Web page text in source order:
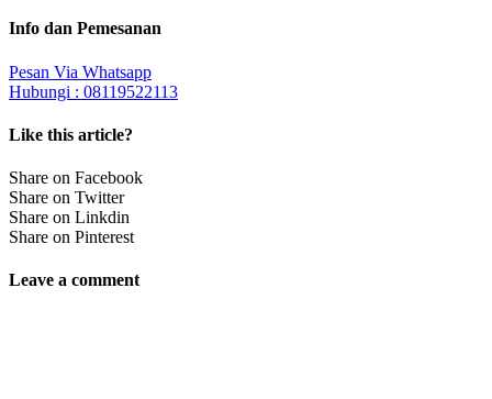
Info dan Pemesanan
Pesan Via Whatsapp
Hubungi : 08119522113
Like this article?
Share on Facebook
Share on Twitter
Share on Linkdin
Share on Pinterest
Leave a comment